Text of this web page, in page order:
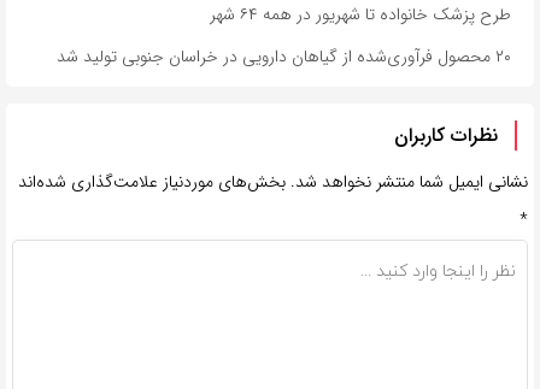
طرح پزشک خانواده تا شهریور در همه ۶۴ شهر
۲۰ محصول فرآوری‌شده از گیاهان دارویی در خراسان جنوبی تولید شد
نظرات کاربران
نشانی ایمیل شما منتشر نخواهد شد. بخش‌های موردنیاز علامت‌گذاری شده‌اند
*